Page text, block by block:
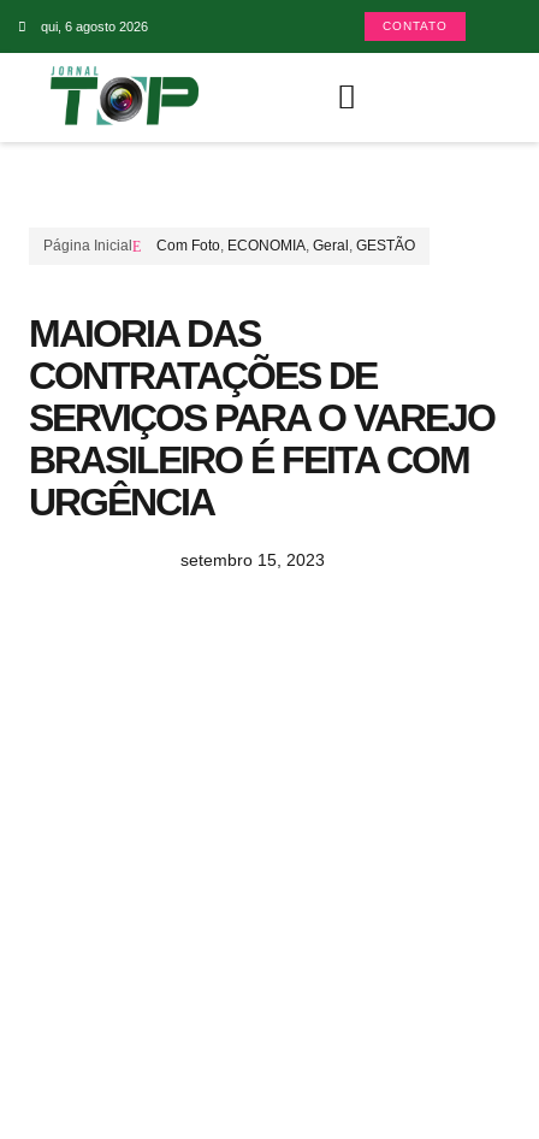
qui, 6 agosto 2026 CONTATO
Página Inicial Com Foto, ECONOMIA, Geral , GESTÃO
MAIORIA DAS
CONTRATAÇÕES DE
SERVIÇOS PARA O VAREJO
BRASILEIRO É FEITA COM
URGÊNCIA
setembro 15, 2023